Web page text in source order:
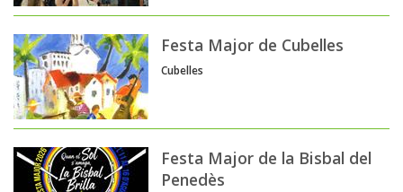
Festa Major de Cubelles
Cubelles
Festa Major de la Bisbal del
Penedès